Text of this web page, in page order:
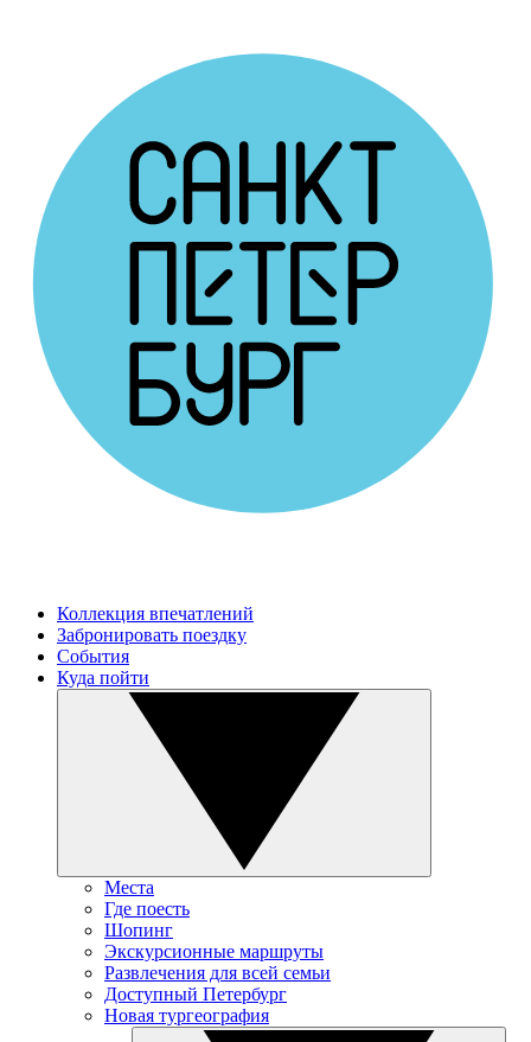
Коллекция впечатлений
Забронировать поездку
События
Куда пойти
Места
Где поесть
Шопинг
Экскурсионные маршруты
Развлечения для всей семьи
Доступный Петербург
Новая тургеография